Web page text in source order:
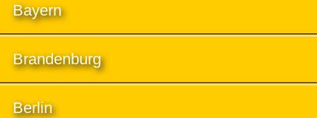
Bayern
Brandenburg
Berlin